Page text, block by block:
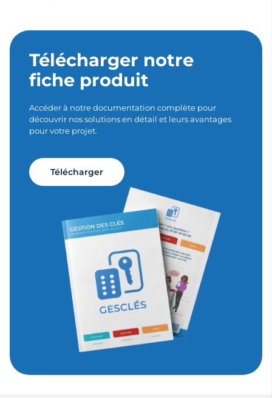
Télécharger notre
fiche produit
Accéder à notre documentation complète pour
découvrir nos solutions en détail et leurs avantages
pour votre projet.
Télécharger